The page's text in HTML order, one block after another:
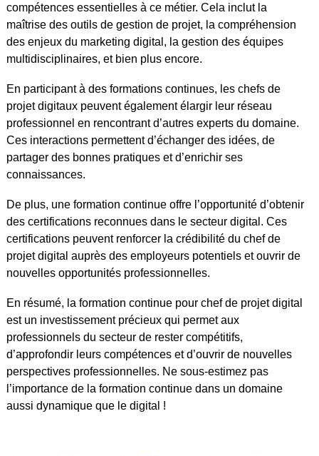
compétences essentielles à ce métier. Cela inclut la
maîtrise des outils de gestion de projet, la compréhension
des enjeux du marketing digital, la gestion des équipes
multidisciplinaires, et bien plus encore.
En participant à des formations continues, les chefs de
projet digitaux peuvent également élargir leur réseau
professionnel en rencontrant d’autres experts du domaine.
Ces interactions permettent d’échanger des idées, de
partager des bonnes pratiques et d’enrichir ses
connaissances.
De plus, une formation continue offre l’opportunité d’obtenir
des certifications reconnues dans le secteur digital. Ces
certifications peuvent renforcer la crédibilité du chef de
projet digital auprès des employeurs potentiels et ouvrir de
nouvelles opportunités professionnelles.
En résumé, la formation continue pour chef de projet digital
est un investissement précieux qui permet aux
professionnels du secteur de rester compétitifs,
d’approfondir leurs compétences et d’ouvrir de nouvelles
perspectives professionnelles. Ne sous-estimez pas
l’importance de la formation continue dans un domaine
aussi dynamique que le digital !